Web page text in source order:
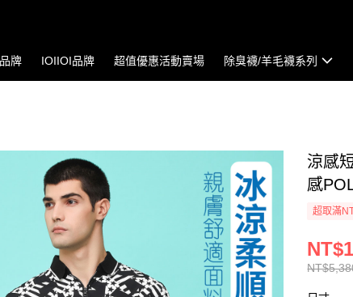
牌 IOIIOI品牌 超值優惠活動賣場 除臭襪/羊毛襪系列
涼感
感
超取滿